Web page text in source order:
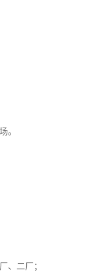
。
、二厂；